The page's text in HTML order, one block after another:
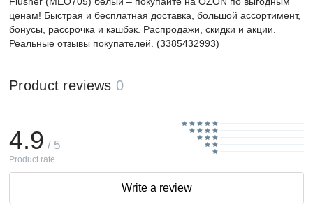
ценам! Быстрая и бесплатная доставка, большой ассортимент,
бонусы, рассрочка и кэшбэк. Распродажи, скидки и акции.
Реальные отзывы покупателей. (3385432993)
Product reviews 0
4.9 / 5
Product rate
Write a review